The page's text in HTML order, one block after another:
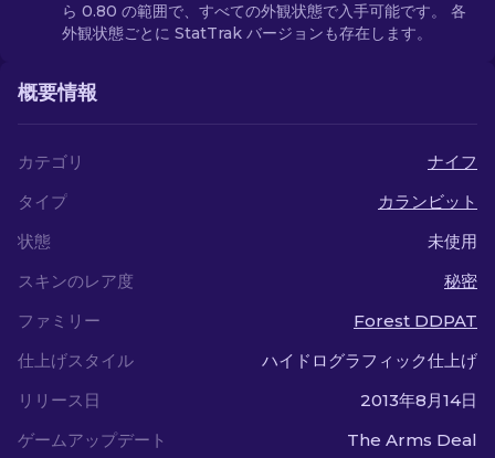
ら 0.80 の範囲で、すべての外観状態で入手可能です。 各
外観状態ごとに StatTrak バージョンも存在します。
概要情報
カテゴリ
ナイフ
タイプ
カランビット
状態
未使用
スキンのレア度
秘密
ファミリー
Forest DDPAT
仕上げスタイル
ハイドログラフィック仕上げ
リリース日
2013年8月14日
ゲームアップデート
The Arms Deal